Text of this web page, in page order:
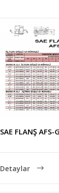
SAE FLANŞ AFS-
Detaylar